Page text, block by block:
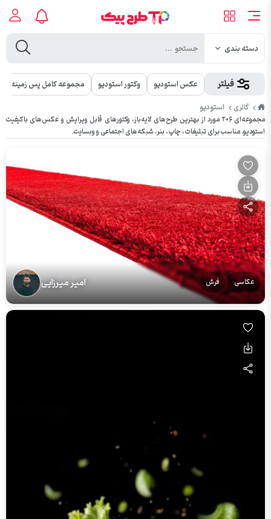
دسته بندی
فیلتر عکس استودیو وکتور استودیو
مجموعه کامل پس زمینه
طرح
پیک
گالری استودیو
مجموعه‌ای ۲۰۶ مورد از بهترین طرح‌های لایه‌باز، وکتورهای قابل ویرایش و عکس‌های باکیفیت
استودیو. مناسب برای تبلیغات، چاپ، بنر، شبکه‌های اجتماعی و وبسایت.
عکاسی فرش امیر میرزایی